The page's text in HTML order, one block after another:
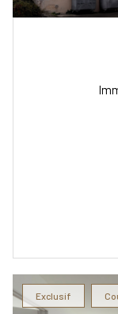
Exclusif